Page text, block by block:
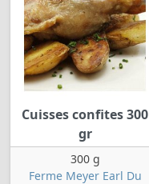
Cuisses confites 300
gr
300 g
Ferme Meyer Earl Du